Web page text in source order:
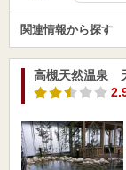
関連情報から探す
高槻天然温泉